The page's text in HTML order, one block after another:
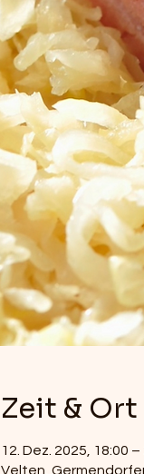
Zeit & Ort
12. Dez. 2025, 18:00 –
Velten,